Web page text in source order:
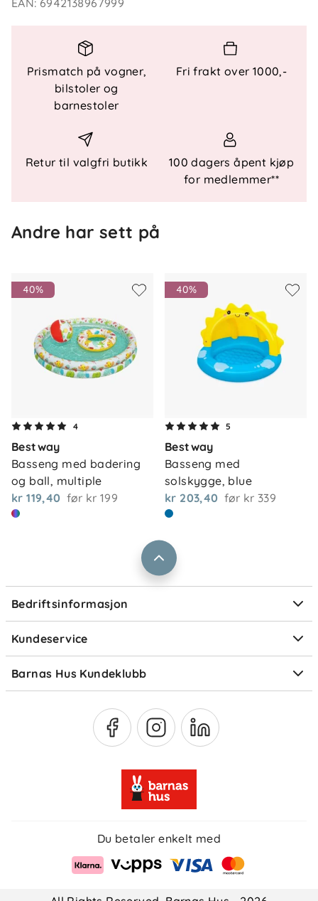
Nøkkelfunksjoner
Gir avkjølende lek på varme dager
Slitesterk kvalitet som tåler barnelek
Myke kanter for økt trygghet
Enkel å sette opp og lagre
Mål: 152 x 30 cm
Materiale: Slitesterk vinyl
EAN: 6942138967999
Prismatch på vogner,
bilstoler og
barnestoler
Fri frakt over 1000,-
Retur til valgfri butikk
100 dagers åpent kjøp
for medlemmer**
Andre har sett på
40%
4
Bestway
Basseng med badering
og ball, multiple
kr 119,40 før kr 199
40%
5
Bestway
Basseng med
solskygge, blue
kr 203,40 før kr 339
Bedriftsinformasjon
Om oss
Våre butikker
Vårt samfunnsansvar
Jobbe i Barnas Hus
Størrelsesguider
Kundeservice
Kontakt oss
Frakt og levering
Retur og reklamasjon
Ofte stilte spørsmål
Om Klarna
Barnas Hus Kundeklubb
Medlemsvilkår
Du betaler enkelt med